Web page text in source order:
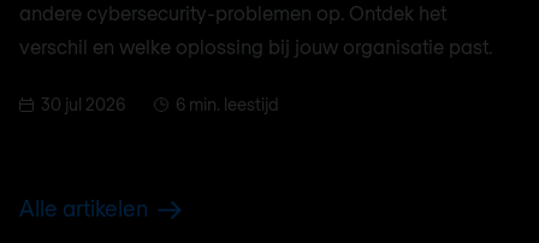
andere cybersecurity-problemen op. Ontdek het
verschil en welke oplossing bij jouw organisatie past.
30 jul 2026 6 min. leestijd
Alle artikelen